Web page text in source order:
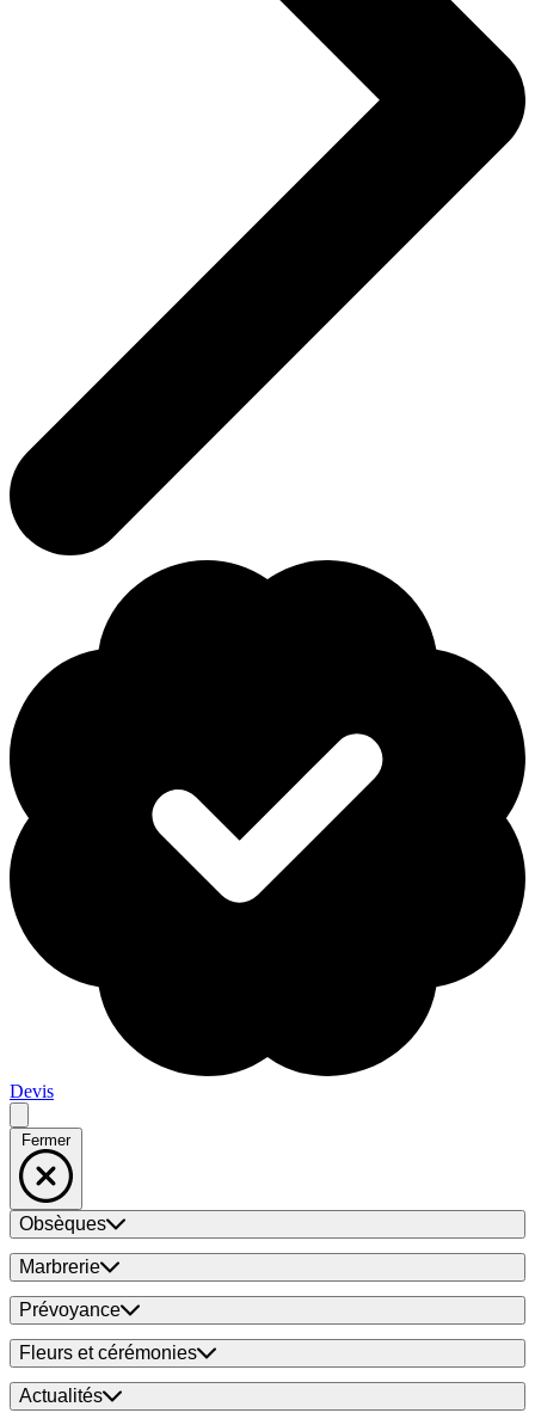
Devis
Fermer
Obsèques
Marbrerie
Prévoyance
Fleurs et cérémonies
Actualités